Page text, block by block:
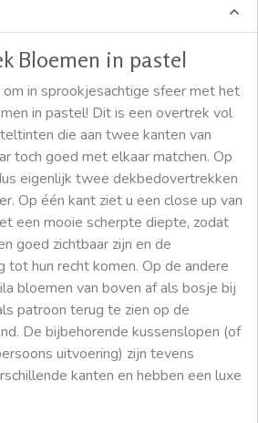
Bloemen in pastel
in sprookjesachtige sfeer met het
in pastel! Dit is een overtrek vol
die aan twee kanten van
toch goed met elkaar matchen. Op
eigenlijk twee dekbedovertrekken
Op één kant ziet u een close up van
een mooie scherpte diepte, zodat
goed zichtbaar zijn en de
tot hun recht komen. Op de andere
bloemen van boven af als bosje bij
patroon terug te zien op de
De bijbehorende kussenslopen (of
uitvoering) zijn tevens
kanten en hebben een luxe